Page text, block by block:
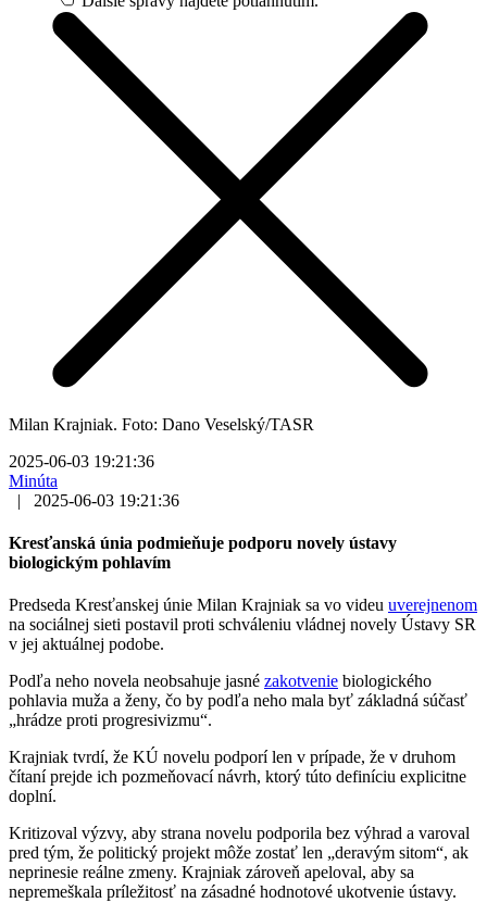
Milan Krajniak. Foto: Dano Veselský/TASR
2025-06-03 19:21:36
Minúta
|
2025-06-03 19:21:36
Kresťanská únia podmieňuje podporu novely ústavy
biologickým pohlavím
Predseda Kresťanskej únie Milan Krajniak sa vo videu uverejnenom
na sociálnej sieti postavil proti schváleniu vládnej novely Ústavy SR
v jej aktuálnej podobe.
Podľa neho novela neobsahuje jasné zakotvenie biologického
pohlavia muža a ženy, čo by podľa neho mala byť základná súčasť
„hrá­dze proti progresivizmu“.
Krajniak tvrdí, že KÚ novelu podporí len v prípade, že v druhom
čítaní prejde ich pozmeňovací návrh, ktorý túto definíciu explicitne
doplní.
Kritizoval výzvy, aby strana novelu podporila bez výhrad a varoval
pred tým, že politický projekt môže zostať len „deravým sitom“, ak
neprinesie reálne zmeny. Krajniak zároveň apeloval, aby sa
nepremeškala príležitosť na zásadné hodnotové ukotvenie ústavy.